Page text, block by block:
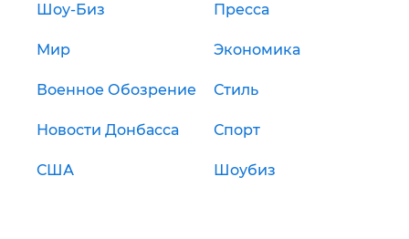
Шоу-Биз Пресса
Мир Экономика
Военное Обозрение Стиль
Новости Донбасса Спорт
США Шоубиз